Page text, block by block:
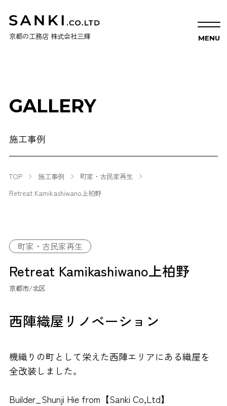
京都の工務店 株式会社三輝
GALLERY
施工事例
TOP 施工事例
町家・古民家再生
Retreat Kamikashiwano上柏野
町家・古民家再生
Retreat Kamikashiwano上柏野
京都市/北区
西陣織屋リノベーション
機織りの町として栄えた西陣エリアにある織屋を
全改装しました。
Builder_Shunji Hie from【Sanki Co,Ltd】